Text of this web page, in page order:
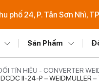
phố 24, P. Tân Sơn Nhì,
Sản Phẩm
TÍN HIỆU - CONVERTER
II-24-P – WEIDMULLER –